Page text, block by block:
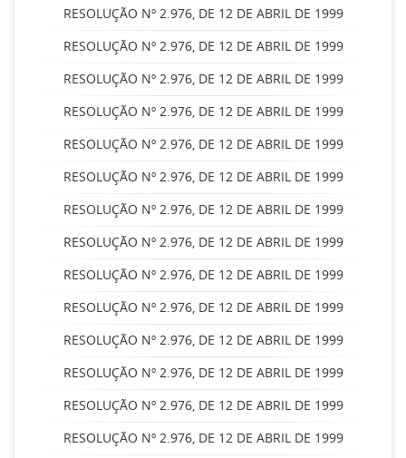
RESOLUÇÃO Nº 2.976, DE 12 DE ABRIL DE 1999
RESOLUÇÃO Nº 2.976, DE 12 DE ABRIL DE 1999
RESOLUÇÃO Nº 2.976, DE 12 DE ABRIL DE 1999
RESOLUÇÃO Nº 2.976, DE 12 DE ABRIL DE 1999
RESOLUÇÃO Nº 2.976, DE 12 DE ABRIL DE 1999
RESOLUÇÃO Nº 2.976, DE 12 DE ABRIL DE 1999
RESOLUÇÃO Nº 2.976, DE 12 DE ABRIL DE 1999
RESOLUÇÃO Nº 2.976, DE 12 DE ABRIL DE 1999
RESOLUÇÃO Nº 2.976, DE 12 DE ABRIL DE 1999
RESOLUÇÃO Nº 2.976, DE 12 DE ABRIL DE 1999
RESOLUÇÃO Nº 2.976, DE 12 DE ABRIL DE 1999
RESOLUÇÃO Nº 2.976, DE 12 DE ABRIL DE 1999
RESOLUÇÃO Nº 2.976, DE 12 DE ABRIL DE 1999
RESOLUÇÃO Nº 2.976, DE 12 DE ABRIL DE 1999